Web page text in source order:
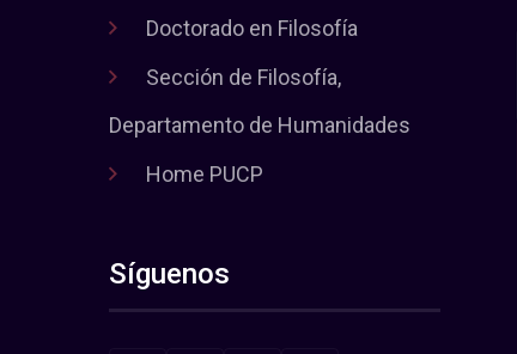
Doctorado en Filosofía
Sección de Filosofía,
Departamento de Humanidades
Home PUCP
Síguenos